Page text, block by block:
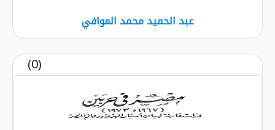
عبد الحميد محمد الموافي